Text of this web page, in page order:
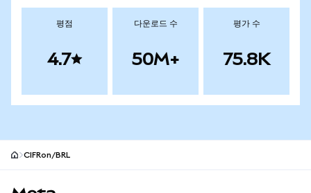
평점
4.7
다운로드 수
50M+
평가 수
75.8K
CIFRon/BRL